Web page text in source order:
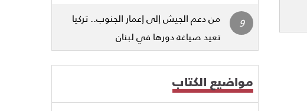
من دعم الجيش إلى إعمار الجنوب.. تركيا
تعيد صياغة دورها في لبنان
مواضيع الكتاب